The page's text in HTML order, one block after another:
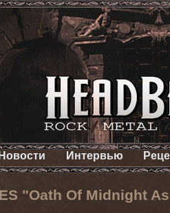
Новости Интервью
"Oath Of Midnight